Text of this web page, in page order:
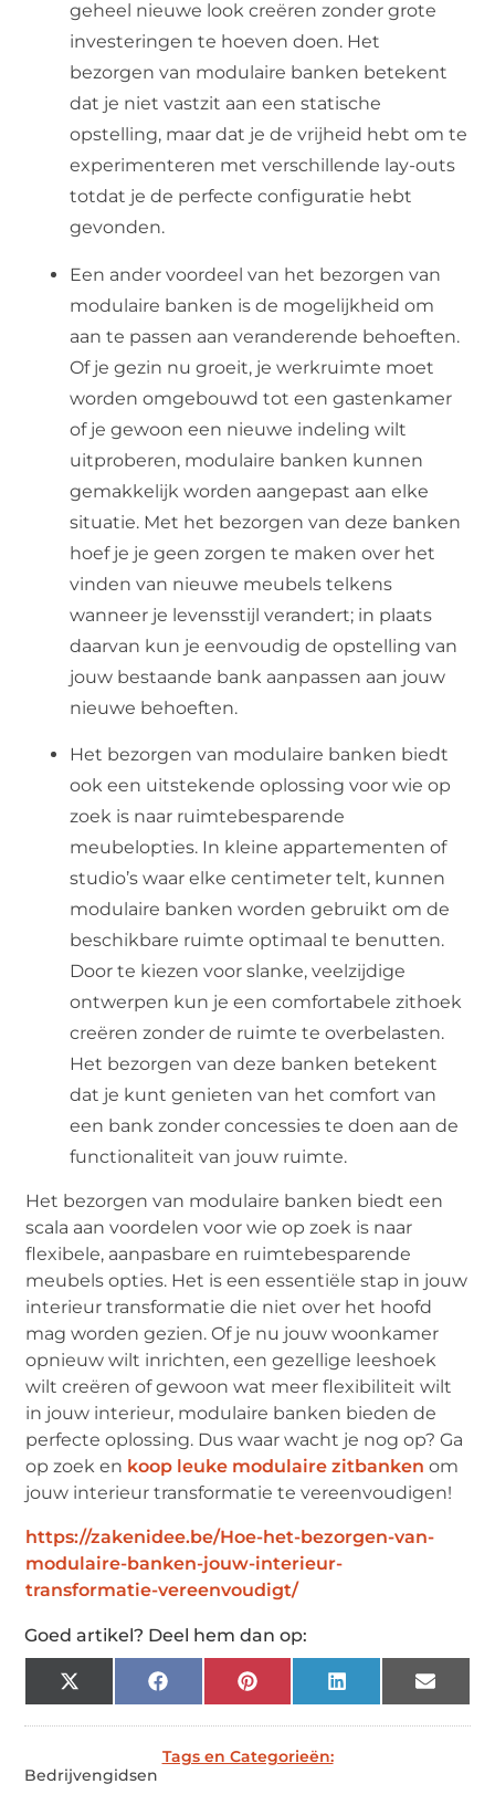
geheel nieuwe look creëren zonder grote
investeringen te hoeven doen. Het
bezorgen van modulaire banken betekent
dat je niet vastzit aan een statische
opstelling, maar dat je de vrijheid hebt om te
experimenteren met verschillende lay-outs
totdat je de perfecte configuratie hebt
gevonden.
Een ander voordeel van het bezorgen van
modulaire banken is de mogelijkheid om
aan te passen aan veranderende behoeften.
Of je gezin nu groeit, je werkruimte moet
worden omgebouwd tot een gastenkamer
of je gewoon een nieuwe indeling wilt
uitproberen, modulaire banken kunnen
gemakkelijk worden aangepast aan elke
situatie. Met het bezorgen van deze banken
hoef je je geen zorgen te maken over het
vinden van nieuwe meubels telkens
wanneer je levensstijl verandert; in plaats
daarvan kun je eenvoudig de opstelling van
jouw bestaande bank aanpassen aan jouw
nieuwe behoeften.
Het bezorgen van modulaire banken biedt
ook een uitstekende oplossing voor wie op
zoek is naar ruimtebesparende
meubelopties. In kleine appartementen of
studio’s waar elke centimeter telt, kunnen
modulaire banken worden gebruikt om de
beschikbare ruimte optimaal te benutten.
Door te kiezen voor slanke, veelzijdige
ontwerpen kun je een comfortabele zithoek
creëren zonder de ruimte te overbelasten.
Het bezorgen van deze banken betekent
dat je kunt genieten van het comfort van
een bank zonder concessies te doen aan de
functionaliteit van jouw ruimte.
Het bezorgen van modulaire banken biedt een
scala aan voordelen voor wie op zoek is naar
flexibele, aanpasbare en ruimtebesparende
meubels opties. Het is een essentiële stap in jouw
interieur transformatie die niet over het hoofd
mag worden gezien. Of je nu jouw woonkamer
opnieuw wilt inrichten, een gezellige leeshoek
wilt creëren of gewoon wat meer flexibiliteit wilt
in jouw interieur, modulaire banken bieden de
perfecte oplossing. Dus waar wacht je nog op? Ga
op zoek en koop leuke modulaire zitbanken om
jouw interieur transformatie te vereenvoudigen!
https://zakenidee.be/Hoe-het-bezorgen-van-
modulaire-banken-jouw-interieur-
transformatie-vereenvoudigt/
Goed artikel? Deel hem dan op:
X
(Twitter)
FacebookPinterestLinkedIn Email
Tags en Categorieën:
Bedrijvengidsen